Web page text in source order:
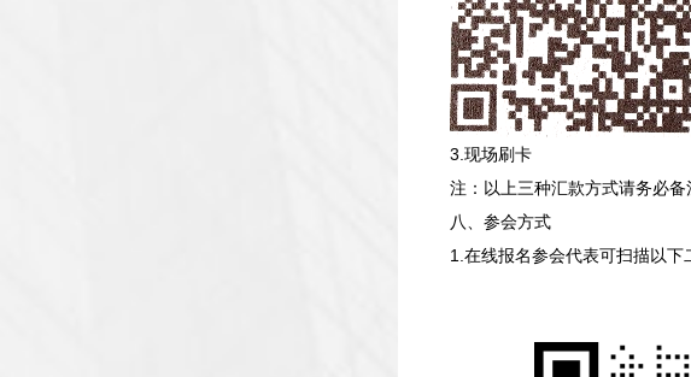
3.现场刷卡
注：以上三种汇款方式请务必备
八、参会方式
1.在线报名参会代表可扫描以下